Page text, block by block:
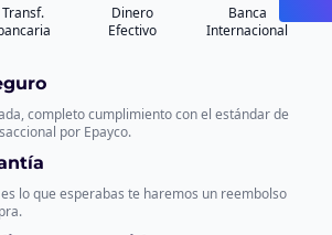
Transf.
Dinero
Efectivo
Banca
Internacional
completo cumplimiento con el estándar de
por Epayco.
lo que esperabas te haremos un reembolso